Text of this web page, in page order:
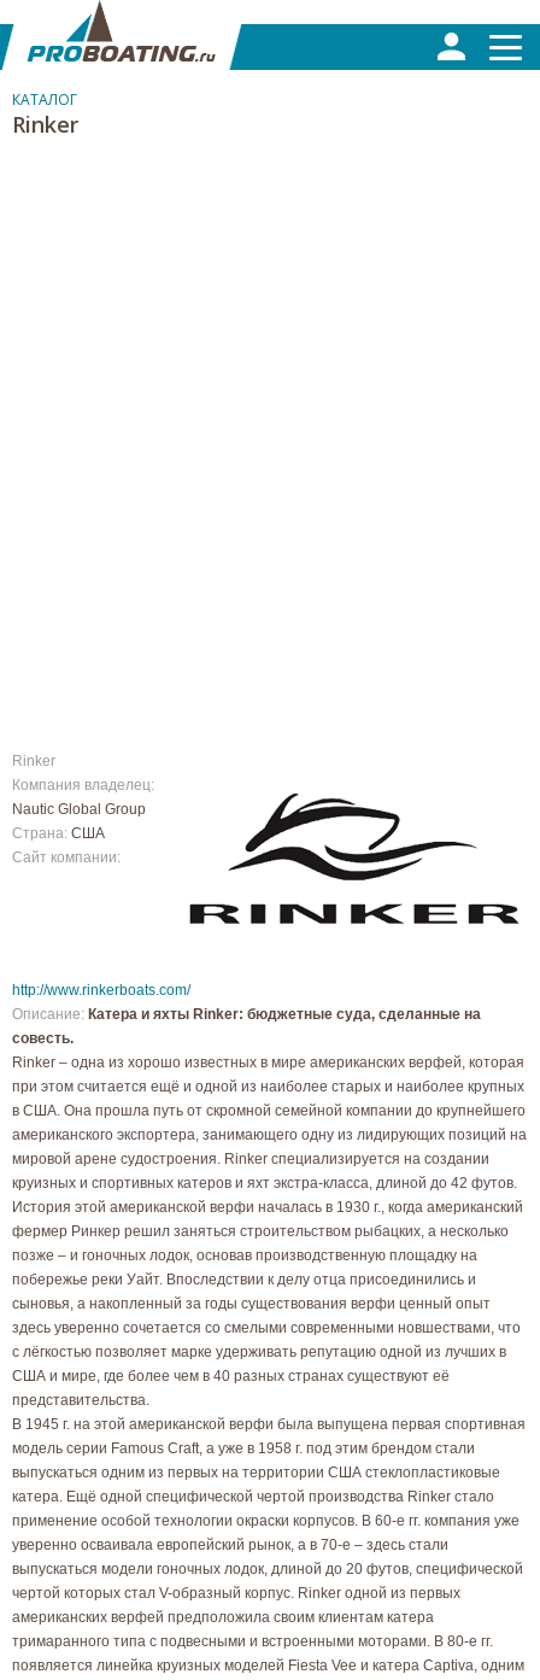
КАТАЛОГ
Rinker
Rinker
Компания владелец:
Nautic Global Group
Страна: США
Сайт компании:
http://www.rinkerboats.com/
Описание: Катера и яхты Rinker: бюджетные суда, сделанные на
совесть.
Rinker – одна из хорошо известных в мире американских верфей, которая
при этом считается ещё и одной из наиболее старых и наиболее крупных
в США. Она прошла путь от скромной семейной компании до крупнейшего
американского экспортера, занимающего одну из лидирующих позиций на
мировой арене судостроения. Rinker специализируется на создании
круизных и спортивных катеров и яхт экстра-класса, длиной до 42 футов.
История этой американской верфи началась в 1930 г., когда американский
фермер Ринкер решил заняться строительством рыбацких, а несколько
позже – и гоночных лодок, основав производственную площадку на
побережье реки Уайт. Впоследствии к делу отца присоединились и
сыновья, а накопленный за годы существования верфи ценный опыт
здесь уверенно сочетается со смелыми современными новшествами, что
с лёгкостью позволяет марке удерживать репутацию одной из лучших в
США и мире, где более чем в 40 разных странах существуют её
представительства.
В 1945 г. на этой американской верфи была выпущена первая спортивная
модель серии Famous Craft, а уже в 1958 г. под этим брендом стали
выпускаться одним из первых на территории США стеклопластиковые
катера. Ещё одной специфической чертой производства Rinker стало
применение особой технологии окраски корпусов. В 60-е гг. компания уже
уверенно осваивала европейский рынок, а в 70-е – здесь стали
выпускаться модели гоночных лодок, длиной до 20 футов, специфической
чертой которых стал V-образный корпус. Rinker одной из первых
американских верфей предположила своим клиентам катера
тримаранного типа с подвесными и встроенными моторами. В 80-е гг.
появляется линейка круизных моделей Fiesta Vee и катера Captiva, одним